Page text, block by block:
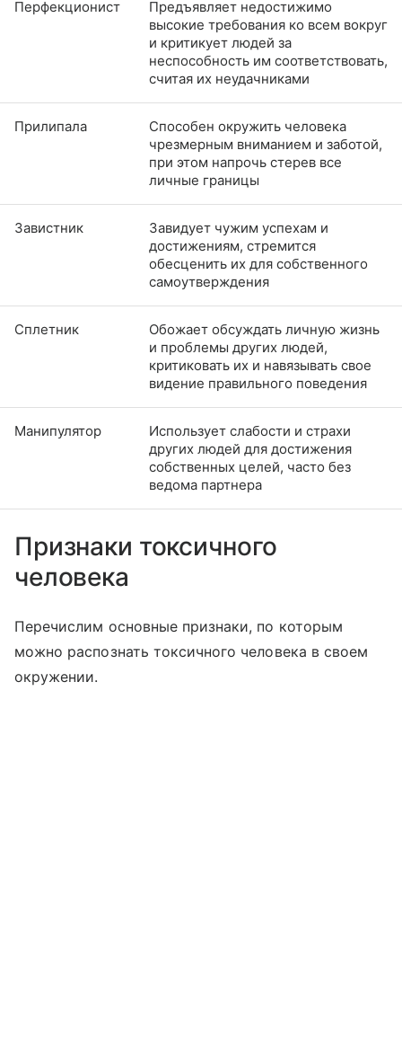
Перфекционист
Предъявляет недостижимо
высокие требования ко всем вокруг
и критикует людей за
неспособность им соответствовать,
считая их неудачниками
Прилипала
Способен окружить человека
чрезмерным вниманием и заботой,
при этом напрочь стерев все
личные границы
Завистник
Завидует чужим успехам и
достижениям, стремится
обесценить их для собственного
самоутверждения
Сплетник
Обожает обсуждать личную жизнь
и проблемы других людей,
критиковать их и навязывать свое
видение правильного поведения
Манипулятор
Использует слабости и страхи
других людей для достижения
собственных целей, часто без
ведома партнера
Признаки токсичного
человека
Перечислим основные признаки, по которым
можно распознать токсичного человека в своем
окружении.